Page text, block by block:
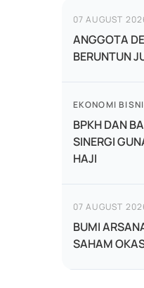
07 AUGUST
ANGGOTA
BERUNTUN
EKONOMI
BPKH DAN
SINERGI
HAJI
07 AUGUST
BUMI
SAHAM